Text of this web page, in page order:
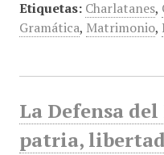
Etiquetas: Charlatanes,
Gramática, Matrimonio,
La Defensa
patria,